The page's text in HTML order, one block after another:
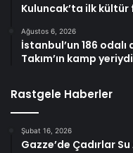
Kuluncak’ta ilk
Ağustos 6, 2026
İstanbul’un 186 odalı
Takım’ın kamp yeriydi
Rastgele Haberler
Şubat 16, 2026
Gazze’de Çadırlar Su